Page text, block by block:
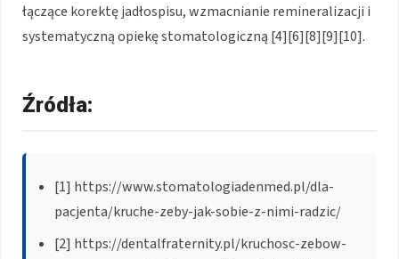
łączące korektę jadłospisu, wzmacnianie remineralizacji i
systematyczną opiekę stomatologiczną [4][6][8][9][10].
Źródła:
[1] https://www.stomatologiadenmed.pl/dla-
pacjenta/kruche-zeby-jak-sobie-z-nimi-radzic/
[2] https://dentalfraternity.pl/kruchosc-zebow-